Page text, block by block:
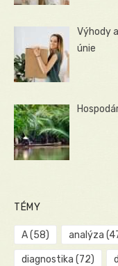
Výhody
únie
TÉMY
A(58) analýza
diagnostika (72)